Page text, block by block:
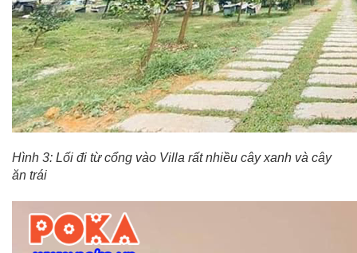
Hình 3: Lối đi từ cổng vào Villa rất nhiều cây xanh và cây
ăn trái